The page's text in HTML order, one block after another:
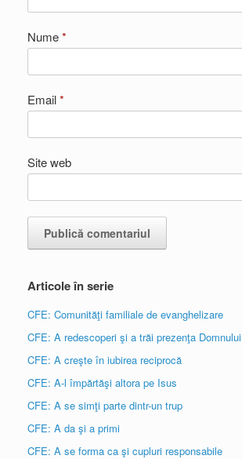
Nume*
Email*
Site web
Articole în serie
CFE: Comunităţi familiale de evanghelizare
CFE: A redescoperi şi a trăi prezenţa Domnului
CFE: A creşte în iubirea reciprocă
CFE: A-l împărtăşi altora pe Isus
CFE: A se simţi parte dintr-un trup
CFE: A da şi a primi
CFE: A se forma ca şi cupluri responsabile